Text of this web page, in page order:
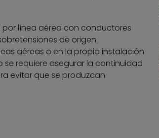
por línea aérea con conductores
de origen
aéreas o en la propia instalación
se requiere asegurar la continuidad
evitar que se produzcan